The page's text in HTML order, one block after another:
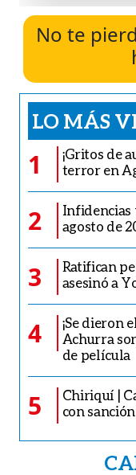
No te
LO MÁS
1
¡Gritos de
terror en
2
Infidencias
agosto de
3
Ratifican
asesinó a
4
¡Se dieron
Achurra
de película
5
Chiriquí |
con